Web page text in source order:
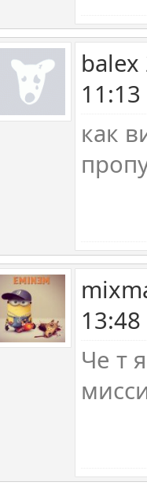
balex
как
Че т